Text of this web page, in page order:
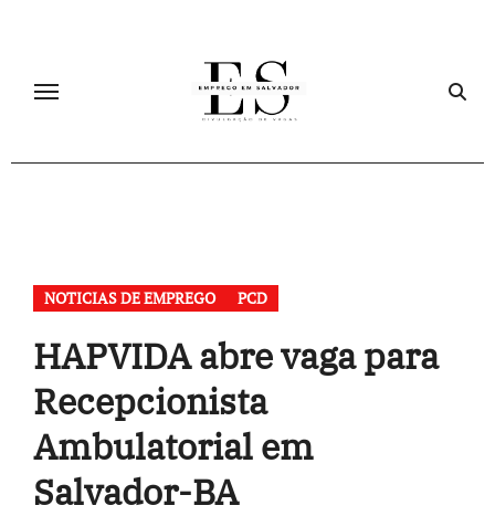
NOTICIAS DE EMPREGO PCD
HAPVIDA abre vaga para
Recepcionista
Ambulatorial em
Salvador-BA